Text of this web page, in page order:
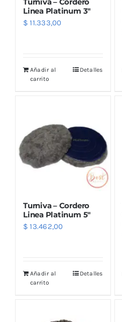
Linea Platinum 3″
$ 11.333,00
Añadir al
carrito
Detalles
Turniva – Cordero
Linea Platinum 5″
$ 13.462,00
Añadir al
carrito
Detalles